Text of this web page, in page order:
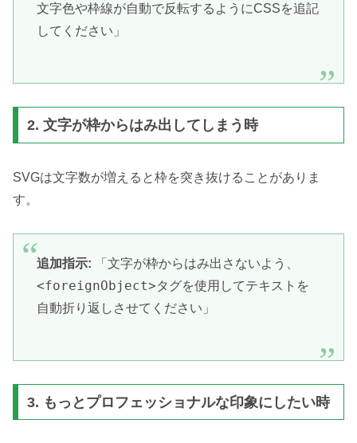
文字色や枠線が自動で反転するようにCSSを追記
してください」
2. 文字が枠からはみ出してしまう時
SVGは文字数が増えると枠を突き抜けることがありま
す。
追加指示: 「文字が枠からはみ出さないよう、
<foreignObject>タグを使用してテキストを
自動折り返しさせてください」
3. もっとプロフェッショナルな印象にしたい時